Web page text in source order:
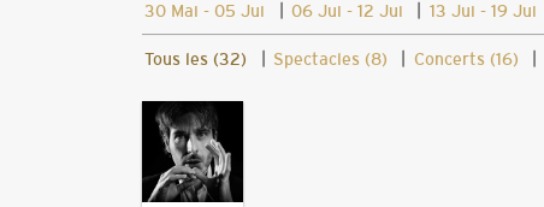
30 Mai - 05 Jui 06 Jui - 12 Jui 13 Jui - 19 Jui
Tous les (32) Spectacles (8) Concerts (16)